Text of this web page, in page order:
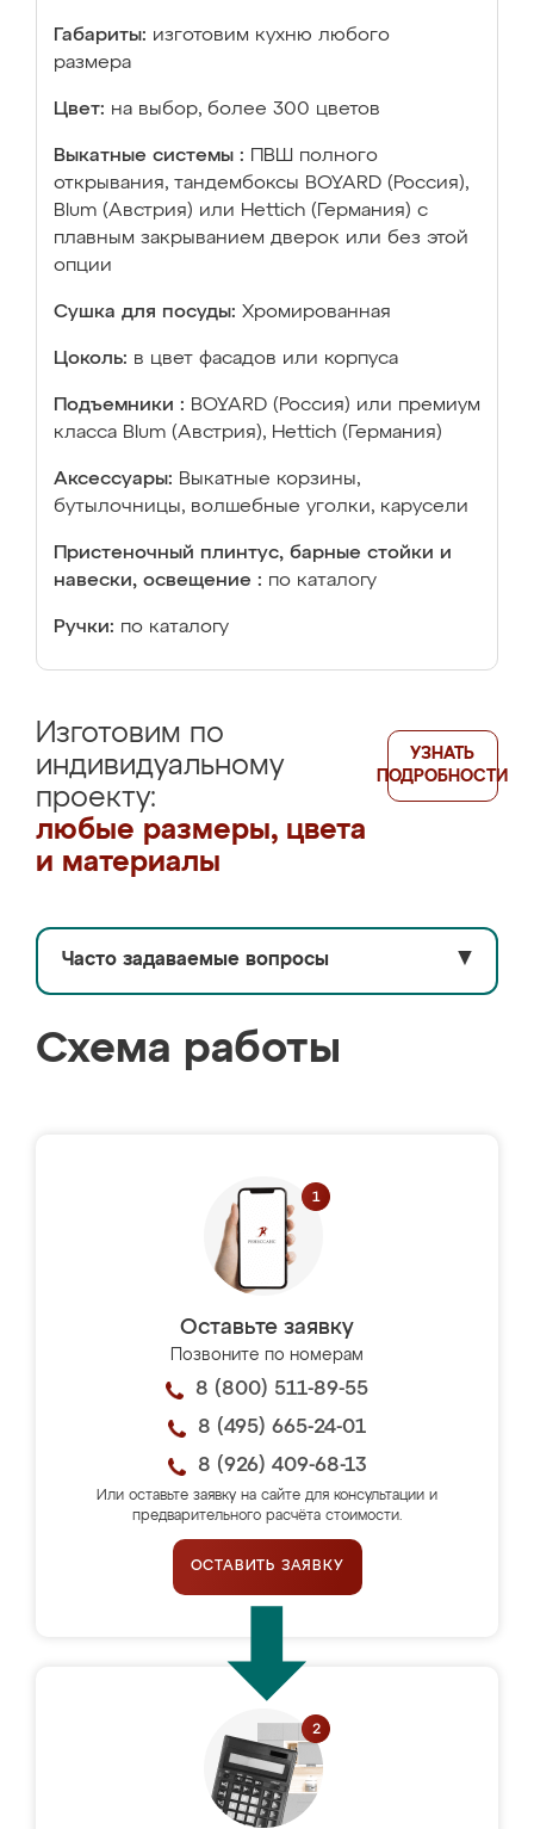
Габариты: изготовим кухню любого
размера
Цвет: на выбор, более 300 цветов
Выкатные системы :
ПВШ полного
открывания, тандембоксы BOYARD (Россия),
Blum (Австрия) или Hettich (Германия) с
плавным закрыванием дверок или без этой
опции
Сушка для посуды: Хромированная
Цоколь: в цвет фасадов или корпуса
Подъемники : BOYARD (Россия) или премиум
класса Blum (Австрия), Hettich (Германия)
Аксессуары: Выкатные корзины,
бутылочницы, волшебные уголки, карусели
Пристеночный плинтус, барные стойки и
навески, освещение : по каталогу
Ручки: по каталогу
Изготовим по
индивидуальному
проекту:
любые размеры, цвета
и материалы
УЗНАТЬ
ПОДРОБНОСТИ
Часто задаваемые вопросы ▼
Схема работы
Оставьте заявку
Позвоните по номерам
8 (800) 511-89-55
8 (495) 665-24-01
8 (926) 409-68-13
Или оставьте заявку на сайте для консультации и
предварительного расчёта стоимости.
ОСТАВИТЬ ЗАЯВКУ